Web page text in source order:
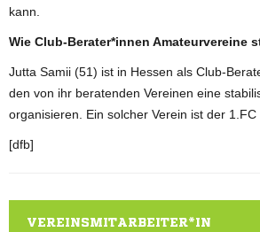
kann.
Wie Club-Berater*innen Amateurvereine
Jutta Samii (51) ist in Hessen als Club-
den von ihr beratenden Vereinen eine
organisieren. Ein solcher Verein ist der 1.FC
[dfb]
VEREINSMITARBEITER*IN